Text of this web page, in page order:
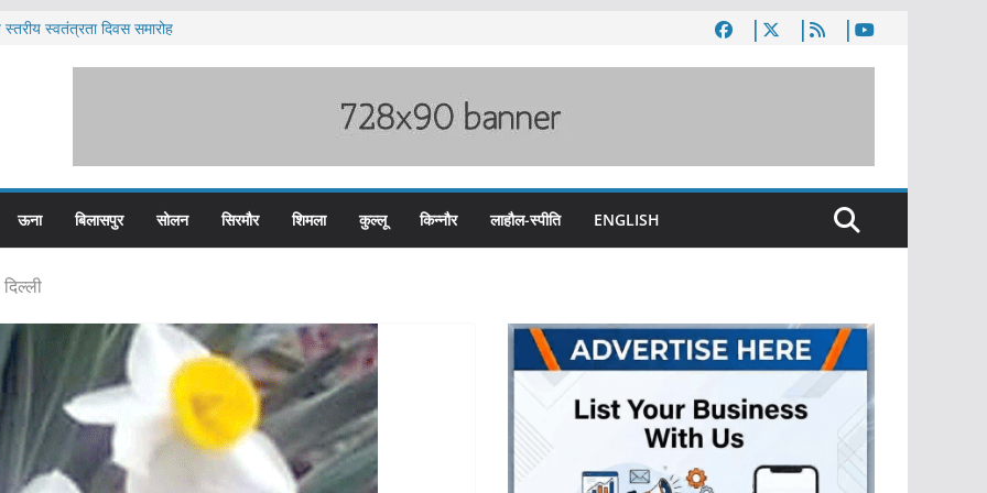
स्वतंत्रता दिवस समारोह
बारिश का अलर्ट ज़ारी
ऊना बिलासपुर सोलन सिरमौर शिमला कुल्लू किन्नौर लाहौल-स्पीति ENGLISH